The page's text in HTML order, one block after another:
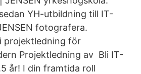
YH-utbildning till IT-
fotografera.
projektledning för
Projektledning av Bli IT-
år! I din framtida roll